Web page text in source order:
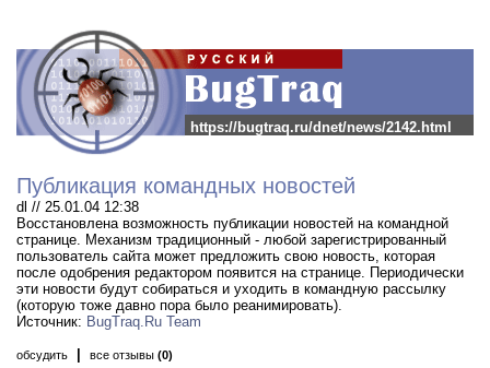
https://bugtraq.ru/dnet/news/2142.html
Публикация командных новостей
dl // 25.01.04 12:38
Восстановлена возможность публикации новостей на командной
странице. Механизм традиционный - любой зарегистрированный
пользователь сайта может предложить свою новость, которая
после одобрения редактором появится на странице. Периодически
эти новости будут собираться и уходить в командную рассылку
(которую тоже давно пора было реанимировать).
Источник: BugTraq.Ru Team
обсудить все отзывы (0)